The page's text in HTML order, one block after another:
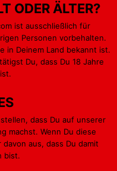
BLUT MONSTER
.
ODER ÄLTER?
ist ausschließlich für
Personen vorbehalten.
in Deinem Land bekannt ist.
Du, dass Du 18 Jahre
dass Du auf unserer
machst. Wenn Du diese
aus, dass Du damit
bist.